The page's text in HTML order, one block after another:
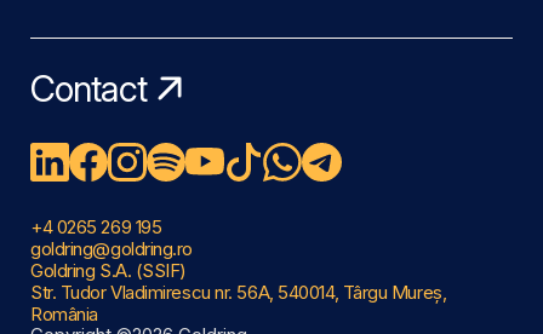
Contact
+4 0265 269 195
goldring@goldring.ro
Goldring S.A. (SSIF)
Str. Tudor Vladimirescu nr. 56A, 540014, Târgu Mureș,
România